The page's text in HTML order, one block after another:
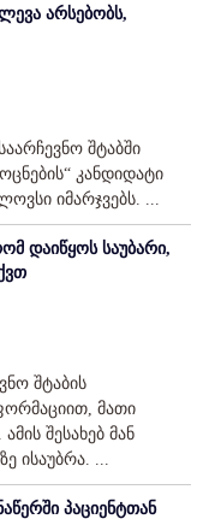
არსებობს,
შტაბში
კანდიდატი
იმარჯვებს. ...
დაიწყოს საუბარი,
შტაბის
მათი
შესახებ მან
ისაუბრა. ...
პაციენტთან